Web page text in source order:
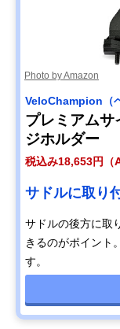
Photo by Amazon
VeloChampion（
プレミアムサ
ジホルダー
税込み18,653円（
サドルに取り
サドルの後方に取
きるのがポイント
す。